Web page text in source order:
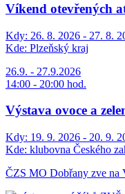
Víkend otevřených
Kdy: 26. 8. 2026 - 27. 8.
Kde: Plzeňský kraj
26.9. - 27.9.2026
14:00 - 20:00 hod.
Výstava ovoce a
Kdy: 19. 9. 2026 - 20. 9.
Kde: klubovna Českého
ČZS MO Dobřany zve na